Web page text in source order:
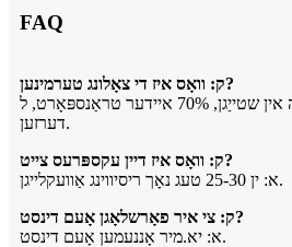
FAQ
ק: וואָס איז די צאָלונג טערמינען?
א: 30% ט / ה אין שטייַגן, 70% איידער טראַנספּאָרט, ל / C אין
דערזען.
ק: וואָס איז דיין עקספּרעס צייט?
א: ין 25-30 טעג נאָך ריסיווינג אַוועקלייגן.
ק: צי איר פאָרשלאָגן אָעם דינסט?
א: יא.מיר אָננעמען אָעם דינסט.